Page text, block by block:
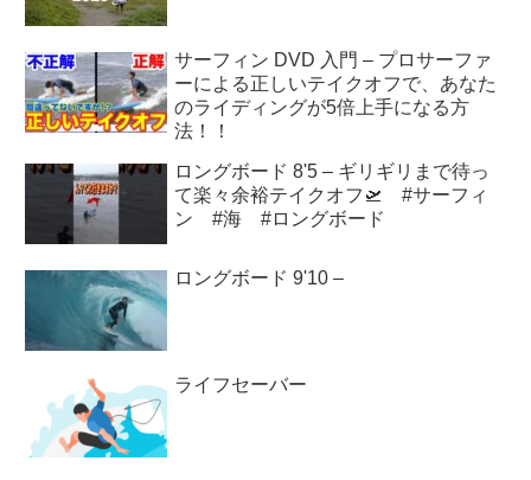
サーフィン DVD 入門 – プロサーファ
ーによる正しいテイクオフで、あなた
のライディングが5倍上手になる方
法！！
ロングボード 8'5 – ギリギリまで待っ
て楽々余裕テイクオフ🛫 #サーフィ
ン #海 #ロングボード
ロングボード 9'10 –
ライフセーバー